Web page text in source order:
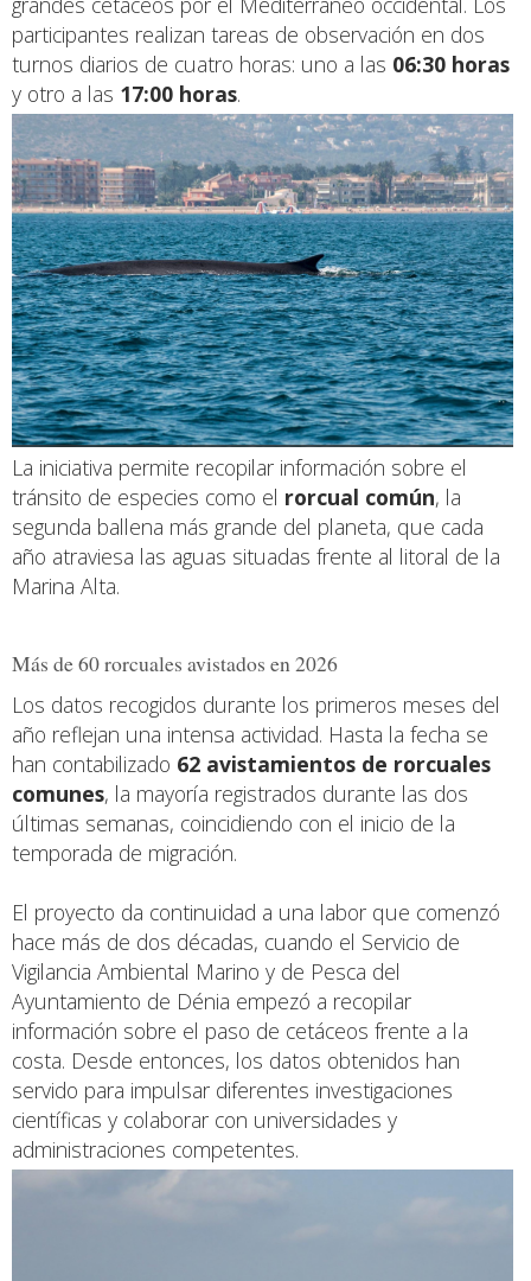
participantes realizan tareas de observación en dos
turnos diarios de cuatro horas: uno a las 06:30 horas
y otro a las 17:00 horas.
La iniciativa permite recopilar información sobre el
tránsito de especies como el rorcual común, la
segunda ballena más grande del planeta, que cada
año atraviesa las aguas situadas frente al litoral de la
Marina Alta.
Más de 60 rorcuales avistados en 2026
Los datos recogidos durante los primeros meses del
año reflejan una intensa actividad. Hasta la fecha se
han contabilizado 62 avistamientos de rorcuales
comunes, la mayoría registrados durante las dos
últimas semanas, coincidiendo con el inicio de la
temporada de migración.
El proyecto da continuidad a una labor que comenzó
hace más de dos décadas, cuando el Servicio de
Vigilancia Ambiental Marino y de Pesca del
Ayuntamiento de Dénia empezó a recopilar
información sobre el paso de cetáceos frente a la
costa. Desde entonces, los datos obtenidos han
servido para impulsar diferentes investigaciones
científicas y colaborar con universidades y
administraciones competentes.